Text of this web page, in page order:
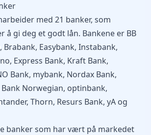
med 21 banker, som
å gi deg et godt lån. Bankene er BB
Brabank, Easybank, Instabank,
Express Bank, Kraft Bank,
Bank, mybank, Nordax Bank,
Norwegian, optinbank,
Thorn, Resurs Bank, yA og
banker som har vært på markedet